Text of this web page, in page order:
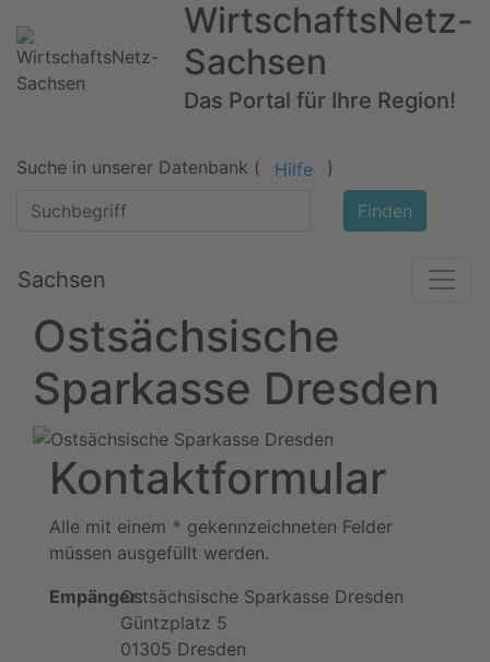
WirtschaftsNetz-
Sachsen
Das Portal für Ihre Region!
Suche in unserer Datenbank ( Hilfe
)
Finden
Sachsen
Ostsächsische
Sparkasse Dresden
Kontaktformular
Alle mit einem * gekennzeichneten Felder
müssen ausgefüllt werden.
Empänger:Ostsächsische Sparkasse Dresden
Güntzplatz 5
01305 Dresden